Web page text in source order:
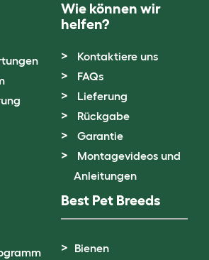
Wie können wir
helfen?
Kontaktiere uns
FAQs
Lieferung
Rückgabe
Garantie
Montagevideos und
Anleitungen
Best Pet Breeds
Bienen